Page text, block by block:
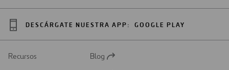
DESCÁRGATE NUESTRA APP: GOOGLE PLAY
Recursos
Abrir
Blog